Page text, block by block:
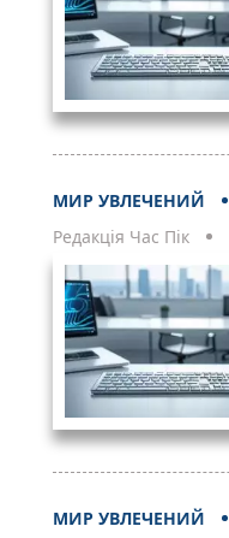
МИР УВЛЕЧЕНИЙ
Редакція Час Пік
МИР УВЛЕЧЕНИЙ